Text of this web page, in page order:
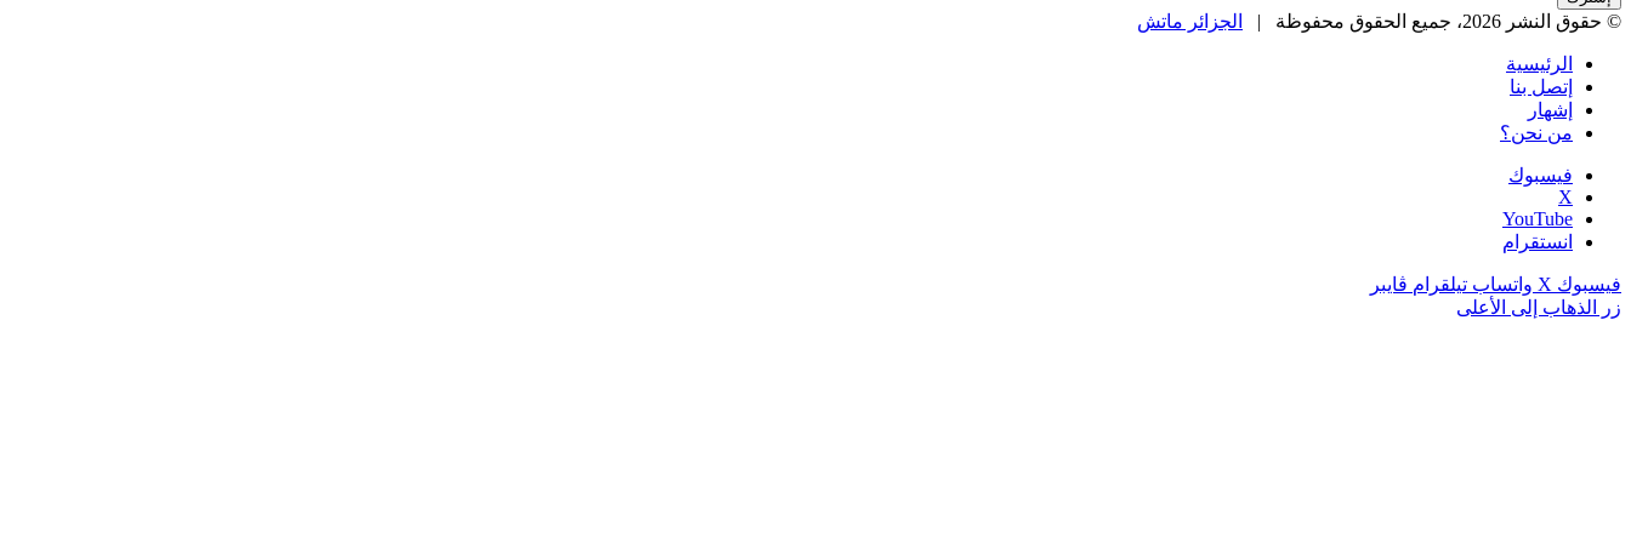
© حقوق النشر 2026، جميع الحقوق محفوظة | الجزائر ماتش
الرئيسية
إتصل بنا
إشهار
من نحن؟
فيسبوك
‫X
‫YouTube
انستقرام
فيسبوك ‫X واتساب تيلقرام ڤايبر
زر الذهاب إلى الأعلى